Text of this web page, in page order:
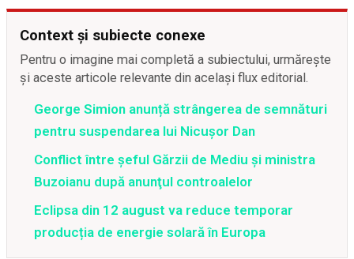
Context și subiecte conexe
Pentru o imagine mai completă a subiectului, urmărește
și aceste articole relevante din același flux editorial.
George Simion anunță strângerea de semnături
pentru suspendarea lui Nicușor Dan
Conflict între şeful Gărzii de Mediu şi ministra
Buzoianu după anunţul controalelor
Eclipsa din 12 august va reduce temporar
producția de energie solară în Europa